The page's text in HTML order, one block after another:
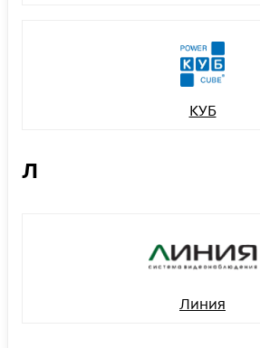
КУБ
Л
Линия